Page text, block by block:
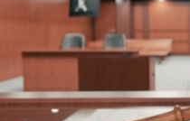
SON DAKİKA
SPOR
FİNANS